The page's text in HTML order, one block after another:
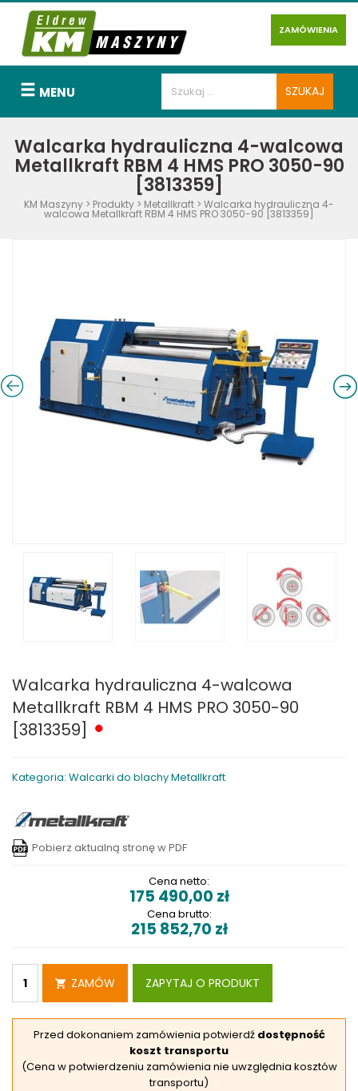
ZAMÓWIENIA
MENU
Walcarka hydrauliczna 4-walcowa
Metallkraft RBM 4 HMS PRO 3050-90
[3813359]
KM Maszyny > Produkty > Metallkraft > Walcarka hydrauliczna 4-
walcowa Metallkraft RBM 4 HMS PRO 3050-90 [3813359]
Walcarka hydrauliczna 4-walcowa
Metallkraft RBM 4 HMS PRO 3050-90
[3813359]
Kategoria: Walcarki do blachy Metallkraft
Pobierz aktualną stronę w PDF
Cena netto:
175 490,00 zł
Cena brutto:
215 852,70 zł
ZAMÓW ZAPYTAJ O PRODUKT
Przed dokonaniem zamówienia potwierdź dostępność
koszt transportu
(Cena w potwierdzeniu zamówienia nie uwzględnia kosztów
transportu)